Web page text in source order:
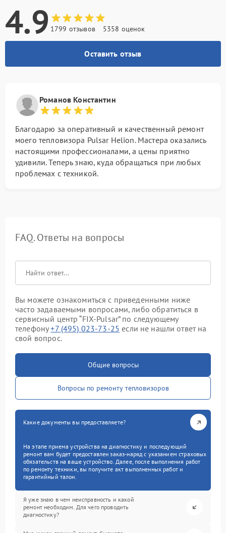
4.9 1799 отзывов 5358 оценок
Оставить отзыв
Романов Константин
Благодарю за оперативный и качественный ремонт
моего тепловизора Pulsar Helion. Мастера оказались
настоящими профессионалами, а цены приятно
удивили. Теперь знаю, куда обращаться при любых
проблемах с техникой.
FAQ. Ответы на вопросы
Вы можете ознакомиться с приведенными ниже
часто задаваемыми вопросами, либо обратиться в
сервисный центр “FIX-Pulsar” по следующему
телефону+7 (495) 023-73-25 если не нашли ответ на
свой вопрос.
Общие вопросы
Вопросы по ремонту тепловизоров
Какие документы вы предоставляете?
На этапе приема устройства на диагностику и последующий
ремонт вам будет предоставлен заказ-наряд с указанием страховых
обязательств на ваше устройство. Далее, после выполнения работ
по ремонту техники, вы получите акт выполненных работ и
гарантийный талон.
Я уже знаю в чем неисправность и какой
ремонт необходим. Для чего проводить
диагностику?